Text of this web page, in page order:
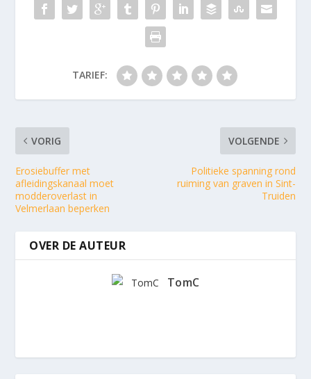
TARIEF:
VORIG
Erosiebuffer met
afleidingskanaal moet
modderoverlast in
Velmerlaan beperken
VOLGENDE
Politieke spanning rond
ruiming van graven in Sint-
Truiden
OVER DE AUTEUR
TomC